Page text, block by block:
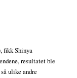
fikk Shinya
resultatet ble
ulike andre